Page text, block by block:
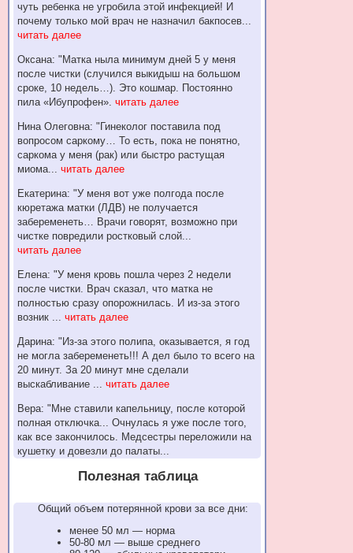
чуть ребенка не угробила этой инфекцией! И
почему только мой врач не назначил бакпосев...
читать далее
Оксана: "Матка ныла минимум дней 5 у меня
после чистки (случился выкидыш на большом
сроке, 10 недель…). Это кошмар. Постоянно
пила «Ибупрофен». читать далее
Нина Олеговна: "Гинеколог поставила под
вопросом саркому… То есть, пока не понятно,
саркома у меня (рак) или быстро растущая
миома... читать далее
Екатерина: "У меня вот уже полгода после
кюретажа матки (ЛДВ) не получается
забеременеть… Врачи говорят, возможно при
чистке повредили ростковый слой...
читать далее
Елена: "У меня кровь пошла через 2 недели
после чистки. Врач сказал, что матка не
полностью сразу опорожнилась. И из-за этого
возник ... читать далее
Дарина: "Из-за этого полипа, оказывается, я год
не могла забеременеть!!! А дел было то всего на
20 минут. За 20 минут мне сделали
выскабливание ... читать далее
Вера: "Мне ставили капельницу, после которой
полная отключка... Очнулась я уже после того,
как все закончилось. Медсестры переложили на
кушетку и довезли до палаты...
Полезная таблица
Общий объем потерянной крови за все дни:
менее 50 мл — норма
50-80 мл — выше среднего